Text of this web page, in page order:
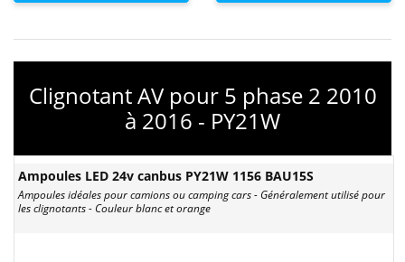
Clignotant AV pour 5 phase 2 2010
à 2016 - PY21W
Ampoules LED 24v canbus PY21W 1156 BAU15S
Ampoules idéales pour camions ou camping cars - Généralement utilisé pour
les clignotants - Couleur blanc et orange